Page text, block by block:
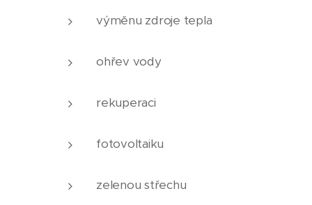
výměnu zdroje tepla
ohřev vody
rekuperaci
fotovoltaiku
zelenou střechu